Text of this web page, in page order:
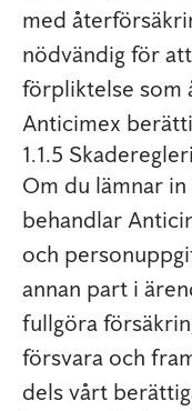
med
nödvändig för
förpliktelse som
Anticimex
1.1.5
Om du lämnar
behandlar
och
annan part i
fullgöra
försvara och
dels vårt